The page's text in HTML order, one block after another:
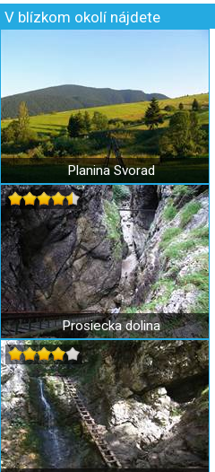
V blízkom okolí nájdete
Planina Svorad
Prosiecka dolina